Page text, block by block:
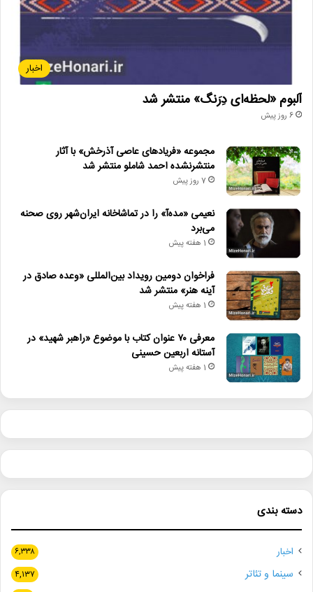
اخبار
آلبوم «لحظه‌ای دِرَنگ» منتشر شد
6 روز پیش
مجموعه «فریادهای عاصی آذرخش» با آثار
منتشرنشده احمد شاملو منتشر شد
7 روز پیش
نعیمی «مده‌آ» را در تماشاخانه ایران‌شهر روی صحنه
می‌برد
1 هفته پیش
فراخوان دومین رویداد بین‌المللی «وعده صادق در
آینه هنر» منتشر شد
1 هفته پیش
معرفی ۷۰ عنوان کتاب با موضوع «راهبر شهید» در
آستانه اربعین حسینی
1 هفته پیش
دسته بندی
اخبار ۶,۳۳۸
سینما و تئاتر ۴,۱۳۷